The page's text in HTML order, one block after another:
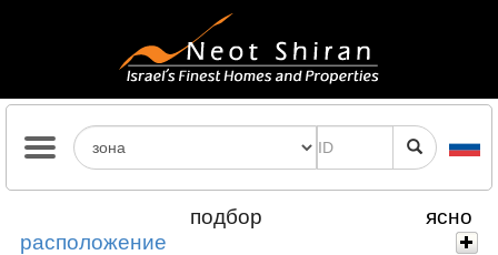
подбор
ясно
расположение